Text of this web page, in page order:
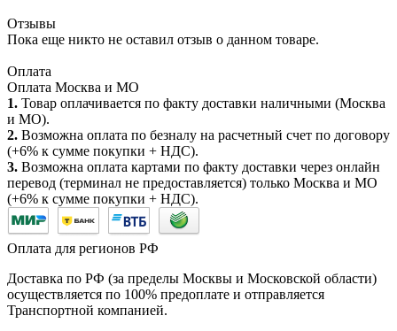
Отзывы
Пока еще никто не оставил отзыв о данном товаре.
Оплата
Оплата Москва и МО
1. Товар оплачивается по факту доставки наличными (Москва
и МО).
2. Возможна оплата по безналу на расчетный счет по договору
(+6% к сумме покупки + НДС).
3. Возможна оплата картами по факту доставки через онлайн
перевод (терминал не предоставляется) только Москва и МО
(+6% к сумме покупки + НДС).
Оплата для регионов РФ
Доставка по РФ (за пределы Москвы и Московской области)
осуществляется по 100% предоплате и отправляется
Транспортной компанией.